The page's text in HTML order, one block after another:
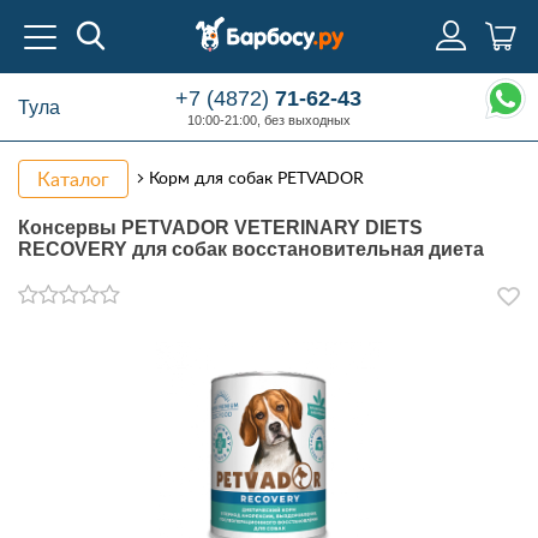
Тула +7 (4872)71-62-43
10:00-21:00, без выходных
Каталог Корм для собак PETVADOR
Консервы PETVADOR VETERINARY DIETS
RECOVERY для собак восстановительная диета